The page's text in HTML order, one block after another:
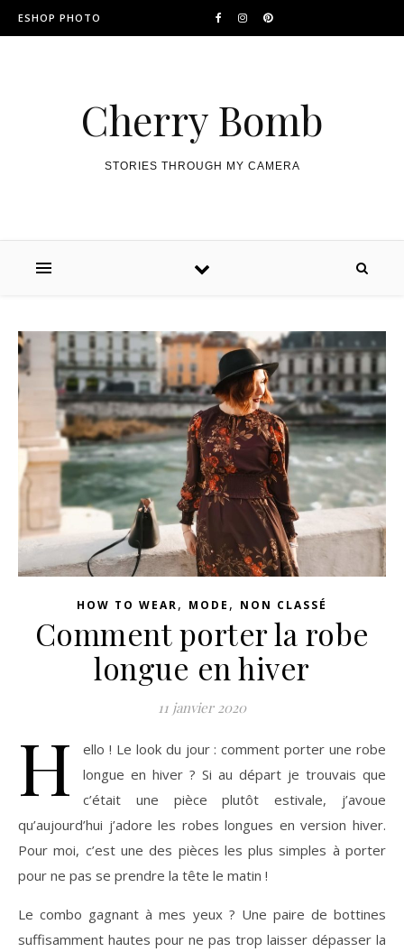
ESHOP PHOTO
Cherry Bomb
STORIES THROUGH MY CAMERA
HOW TO WEAR, MODE , NON CLASSÉ
Comment porter la robe
longue en hiver
11 janvier 2020
H
ello ! Le look du jour : comment porter une robe
longue en hiver ? Si au départ je trouvais que
c’était une pièce plutôt estivale, j’avoue
qu’aujourd’hui j’adore les robes longues en version hiver.
Pour moi, c’est une des pièces les plus simples à porter
pour ne pas se prendre la tête le matin !
Le combo gagnant à mes yeux ? Une paire de bottines
suffisamment hautes pour ne pas trop laisser dépasser la